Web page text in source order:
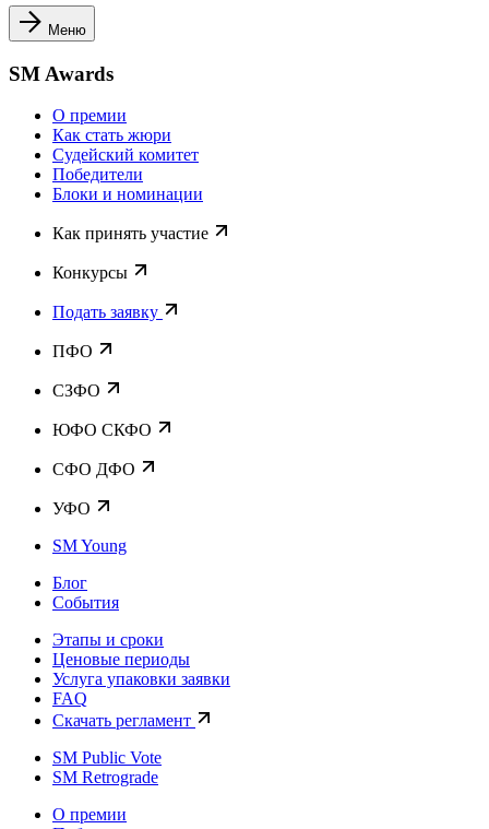
Меню
SM Awards
О премии
Как стать жюри
Судейский комитет
Победители
Блоки и номинации
Как принять участие
Конкурсы
Подать заявку
ПФО
СЗФО
ЮФО СКФО
CФО ДФО
УФО
SM Young
Блог
События
Этапы и сроки
Ценовые периоды
Услуга упаковки заявки
FAQ
Скачать регламент
SM Public Vote
SM Retrograde
О премии